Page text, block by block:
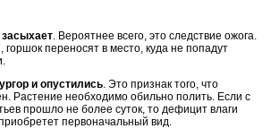
. Вероятнее всего, это следствие ожога.
переносят в место, куда не попадут
и опустились. Это признак того, что
Растение необходимо обильно полить. Если с
прошло не более суток, то дефицит влаги
первоначальный вид.